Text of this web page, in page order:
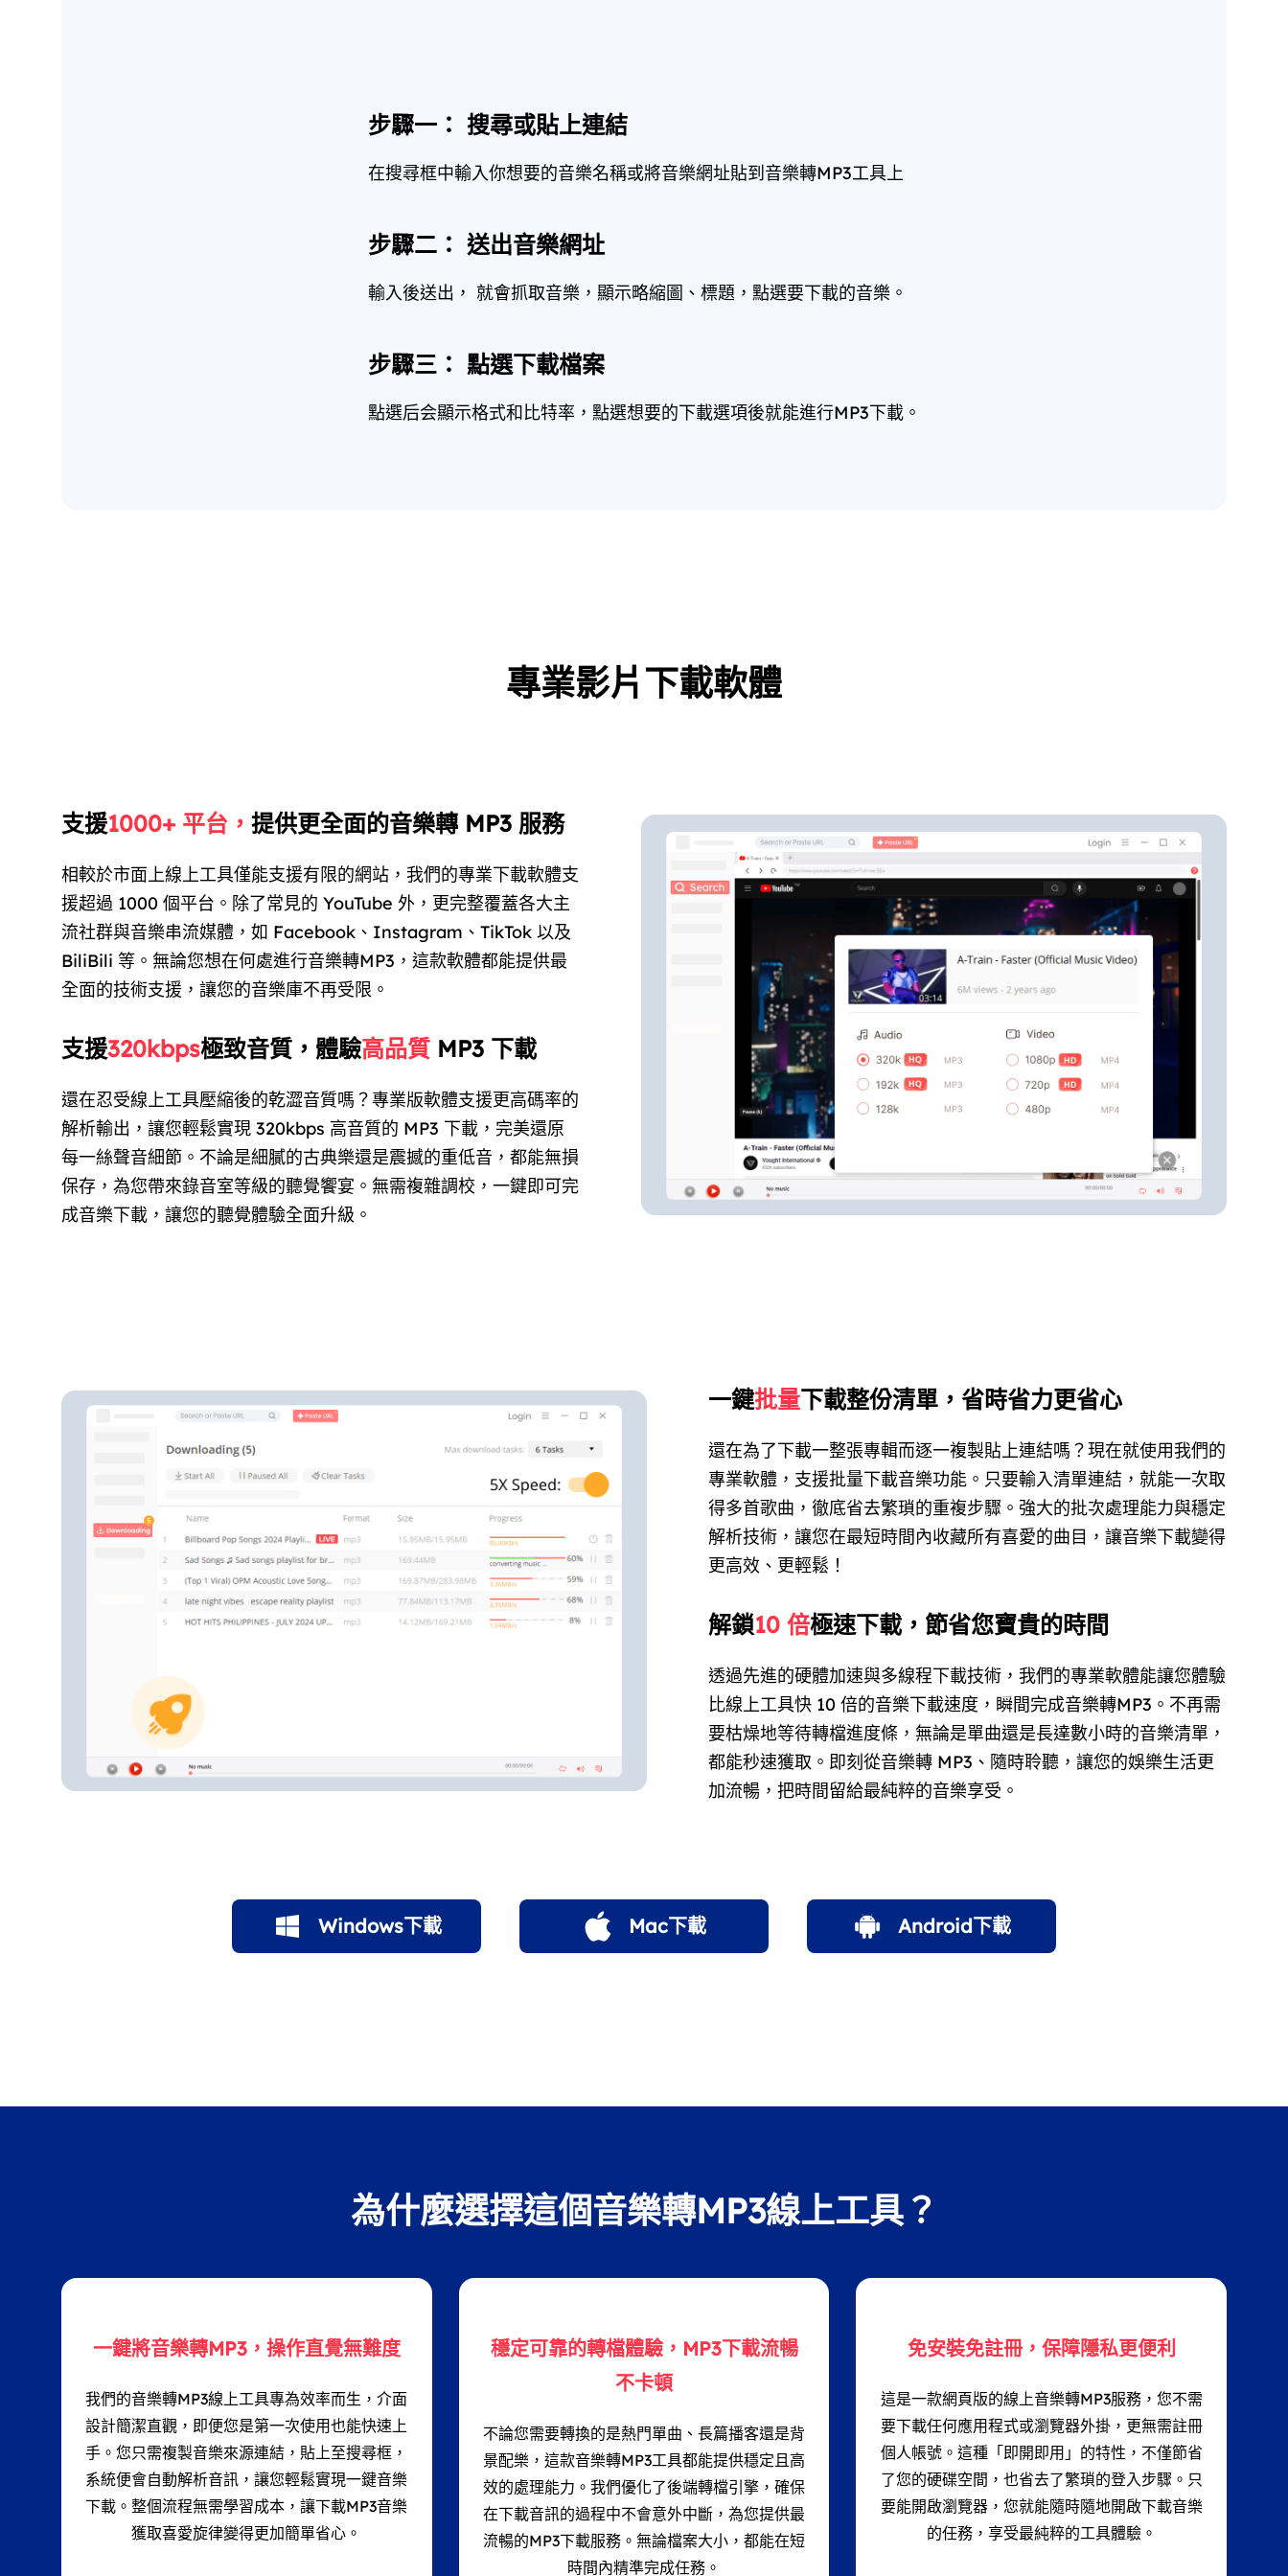
步驟一： 搜尋或貼上連結
在搜尋框中輸入你想要的音樂名稱或將音樂網址貼到音樂轉MP3工具上
步驟二： 送出音樂網址
輸入後送出， 就會抓取音樂，顯示略縮圖、標題，點選要下載的音樂。
步驟三： 點選下載檔案
點選后会顯示格式和比特率，點選想要的下載選項後就能進行MP3下載。
專業影片下載軟體
支援1000+ 平台， 提供更全面的音樂轉 MP3 服務
相較於市面上線上工具僅能支援有限的網站，我們的專業下載軟體支
援超過 1000 個平台。除了常見的 YouTube 外，更完整覆蓋各大主
流社群與音樂串流媒體，如 Facebook、Instagram、TikTok 以及
BiliBili 等。無論您想在何處進行音樂轉MP3，這款軟體都能提供最
全面的技術支援，讓您的音樂庫不再受限。
支援320kbps極致音質，體驗高品質 MP3 下載
還在忍受線上工具壓縮後的乾澀音質嗎？專業版軟體支援更高碼率的
解析輸出，讓您輕鬆實現 320kbps 高音質的 MP3 下載，完美還原
每一絲聲音細節。不論是細膩的古典樂還是震撼的重低音，都能無損
保存，為您帶來錄音室等級的聽覺饗宴。無需複雜調校，一鍵即可完
成音樂下載，讓您的聽覺體驗全面升級。
一鍵批量下載整份清單，省時省力更省心
還在為了下載一整張專輯而逐一複製貼上連結嗎？現在就使用我們的
專業軟體，支援批量下載音樂功能。只要輸入清單連結，就能一次取
得多首歌曲，徹底省去繁瑣的重複步驟。強大的批次處理能力與穩定
解析技術，讓您在最短時間內收藏所有喜愛的曲目，讓音樂下載變得
更高效、更輕鬆！
解鎖10 倍極速下載，節省您寶貴的時間
透過先進的硬體加速與多線程下載技術，我們的專業軟體能讓您體驗
比線上工具快 10 倍的音樂下載速度，瞬間完成音樂轉MP3。不再需
要枯燥地等待轉檔進度條，無論是單曲還是長達數小時的音樂清單，
都能秒速獲取。即刻從音樂轉 MP3、隨時聆聽，讓您的娛樂生活更
加流暢，把時間留給最純粹的音樂享受。
Windows下載 Mac下載 Android下載
為什麼選擇這個音樂轉MP3線上工具？
一鍵將音樂轉MP3，操作直覺無難度
我們的音樂轉MP3線上工具專為效率而生，介面
設計簡潔直觀，即便您是第一次使用也能快速上
手。您只需複製音樂來源連結，貼上至搜尋框，
系統便會自動解析音訊，讓您輕鬆實現一鍵音樂
下載。整個流程無需學習成本，讓下載MP3音樂
獲取喜愛旋律變得更加簡單省心。
穩定可靠的轉檔體驗，MP3下載流暢
不卡頓
不論您需要轉換的是熱門單曲、長篇播客還是背
景配樂，這款音樂轉MP3工具都能提供穩定且高
效的處理能力。我們優化了後端轉檔引擎，確保
在下載音訊的過程中不會意外中斷，為您提供最
流暢的MP3下載服務。無論檔案大小，都能在短
時間內精準完成任務。
免安裝免註冊，保障隱私更便利
這是一款網頁版的線上音樂轉MP3服務，您不需
要下載任何應用程式或瀏覽器外掛，更無需註冊
個人帳號。這種「即開即用」的特性，不僅節省
了您的硬碟空間，也省去了繁瑣的登入步驟。只
要能開啟瀏覽器，您就能隨時隨地開啟下載音樂
的任務，享受最純粹的工具體驗。